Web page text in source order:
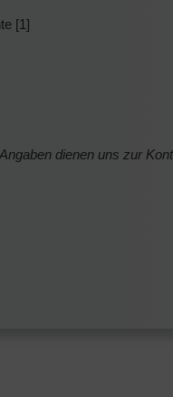
[1]
dienen uns zur